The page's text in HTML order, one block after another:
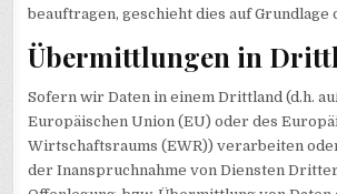
beauftragen, geschieht dies auf Grundlage
Übermittlungen in
Sofern wir Daten in einem Drittland (d.h.
Europäischen Union (EU) oder des
Wirtschaftsraums (EWR)) verarbeiten
der Inanspruchnahme von Diensten